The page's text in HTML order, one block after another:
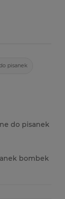
pisanek
do pisanek
bombek